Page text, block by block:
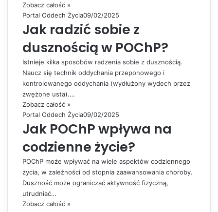
Zobacz całość »
Portal Oddech Życia09/02/2025
Jak radzić sobie z
dusznością w POChP?
Istnieje kilka sposobów radzenia sobie z dusznością.
Naucz się technik oddychania przeponowego i
kontrolowanego oddychania (wydłużony wydech przez
zwężone usta).…
Zobacz całość »
Portal Oddech Życia09/02/2025
Jak POChP wpływa na
codzienne życie?
POChP może wpływać na wiele aspektów codziennego
życia, w zależności od stopnia zaawansowania choroby.
Duszność może ograniczać aktywność fizyczną,
utrudniać…
Zobacz całość »